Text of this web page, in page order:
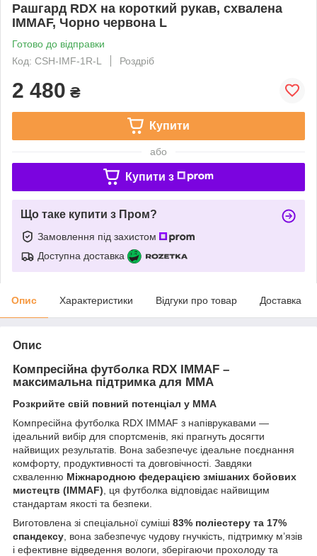
Рашгард RDX на короткий рукав, схвалена
IMMAF, Чорно червона L
Готово до відправки
Код: CSH-IMF-1R-L
Роздріб
2 480 ₴
Купити
або
Купити з
Що таке купити з Пром?
Замовлення під захистом
Доступна доставка
Опис Характеристики Відгуки про товар Доставка
Опис
Компресійна футболка RDX IMMAF –
максимальна підтримка для ММА
Розкрийте свій повний потенціал у ММА
Компресійна футболка RDX IMMAF з напіврукавами —
ідеальний вибір для спортсменів, які прагнуть досягти
найвищих результатів. Вона забезпечує ідеальне поєднання
комфорту, продуктивності та довговічності. Завдяки
схваленню Міжнародною федерацією змішаних бойових
мистецтв (IMMAF) , ця футболка відповідає найвищим
стандартам якості та безпеки.
Виготовлена зі спеціальної суміші 83% поліестеру та 17%
спандексу , вона забезпечує чудову гнучкість, підтримку м’язів
і ефективне відведення вологи, зберігаючи прохолоду та